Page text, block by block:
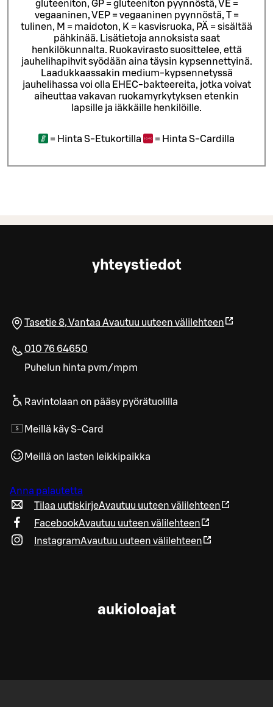
gluteeniton, GP = gluteeniton pyynnöstä, VE =
vegaaninen, VEP = vegaaninen pyynnöstä, T =
tulinen, M = maidoton, K = kasvisruoka, PÄ = sisältää
pähkinää. Lisätietoja annoksista saat
henkilökunnalta. Ruokavirasto suosittelee, että
jauhelihapihvit syödään aina täysin kypsennettyinä.
Laadukkaassakin medium-kypsennetyssä
jauhelihassa voi olla EHEC-bakteereita, jotka voivat
aiheuttaa vakavan ruokamyrkytyksen etenkin
lapsille ja iäkkäille henkilöille.
= Hinta S-Etukortilla = Hinta S-Cardilla
yhteystiedot
Tasetie 8,Vantaa Avautuu uuteen välilehteen
010 76 64650
Puhelun hinta pvm/mpm
Ravintolaan on pääsy pyörätuolilla
Meillä käy S-Card
Meillä on lasten leikkipaikka
Anna palautetta
Tilaa uutiskirjeAvautuu uuteen välilehteen
FacebookAvautuu uuteen välilehteen
InstagramAvautuu uuteen välilehteen
aukioloajat